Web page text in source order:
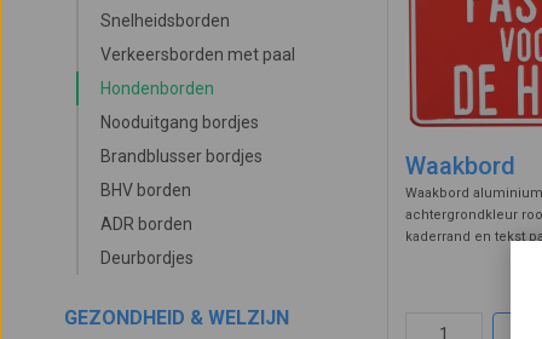
Snelheidsborden
Verkeersborden met paal
Hondenborden
Nooduitgang bordjes
Brandblusser bordjes
BHV borden
ADR borden
Deurbordjes
GEZONDHEID & WELZIJN
Waakbord
Waakbord
achtergrondkleur
kaderrand en tekst